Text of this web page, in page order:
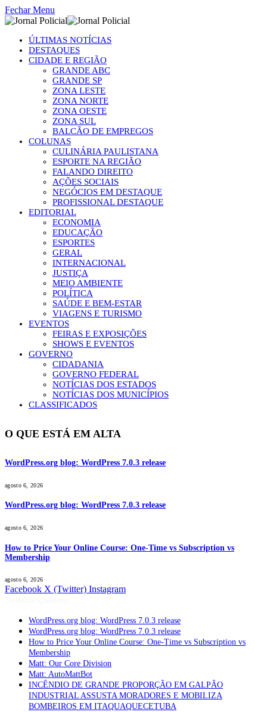
Fechar Menu
ÚLTIMAS NOTÍCIAS
DESTAQUES
CIDADE E REGIÃO
GRANDE ABC
GRANDE SP
ZONA LESTE
ZONA NORTE
ZONA OESTE
ZONA SUL
BALCÃO DE EMPREGOS
COLUNAS
CULINÁRIA PAULISTANA
ESPORTE NA REGIÃO
FALANDO DIREITO
AÇÕES SOCIAIS
NEGÓCIOS EM DESTAQUE
PROFISSIONAL DESTAQUE
EDITORIAL
ECONOMIA
EDUCAÇÃO
ESPORTES
GERAL
INTERNACIONAL
JUSTIÇA
MEIO AMBIENTE
POLÍTICA
SAÚDE E BEM-ESTAR
VIAGENS E TURISMO
EVENTOS
FEIRAS E EXPOSIÇÕES
SHOWS E EVENTOS
GOVERNO
CIDADANIA
GOVERNO FEDERAL
NOTÍCIAS DOS ESTADOS
NOTÍCIAS DOS MUNICÍPIOS
CLASSIFICADOS
O QUE ESTÁ EM ALTA
WordPress.org blog: WordPress 7.0.3 release
agosto 6, 2026
WordPress.org blog: WordPress 7.0.3 release
agosto 6, 2026
How to Price Your Online Course: One-Time vs Subscription vs
Membership
agosto 6, 2026
Facebook X (Twitter) Instagram
WordPress.org blog: WordPress 7.0.3 release
WordPress.org blog: WordPress 7.0.3 release
How to Price Your Online Course: One-Time vs Subscription vs
Membership
Matt: Our Core Division
Matt: AutoMattBot
INCÊNDIO DE GRANDE PROPORÇÃO EM GALPÃO
INDUSTRIAL ASSUSTA MORADORES E MOBILIZA
BOMBEIROS EM ITAQUAQUECETUBA